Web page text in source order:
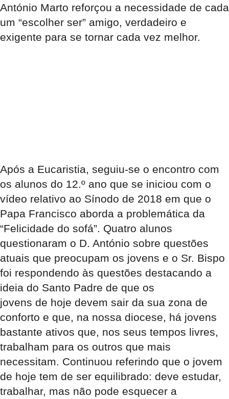
António Marto reforçou a necessidade de cada
um “escolher ser” amigo, verdadeiro e
exigente para se tornar cada vez melhor.
Após a Eucaristia, seguiu-se o encontro com
os alunos do 12.º ano que se iniciou com o
vídeo relativo ao Sínodo de 2018 em que o
Papa Francisco aborda a problemática da
“Felicidade do sofá”. Quatro alunos
questionaram o D. António sobre questões
atuais que preocupam os jovens e o Sr. Bispo
foi respondendo às questões destacando a
ideia do Santo Padre de que os
jovens de hoje devem sair da sua zona de
conforto e que, na nossa diocese, há jovens
bastante ativos que, nos seus tempos livres,
trabalham para os outros que mais
necessitam. Continuou referindo que o jovem
de hoje tem de ser equilibrado: deve estudar,
trabalhar, mas não pode esquecer a